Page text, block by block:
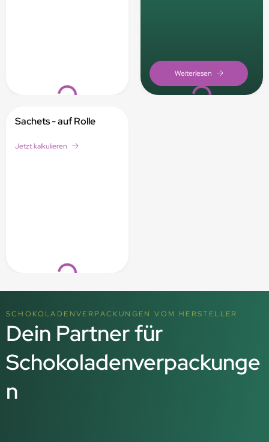
Loading... Loading...
Loading...
Sachets - auf Rolle
Jetzt kalkulieren
SCHOKOLADENVERPACKUNGEN VOM HERSTELLER
Dein Partner für
Schokoladenverpackunge
n